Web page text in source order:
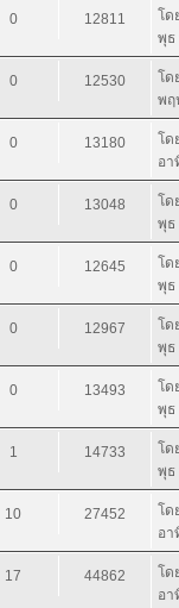
0 12811 โด
พุธ
0 12530 โด
พฤ
0 13180 โด
อา
0 13048 โด
พุธ
0 12645 โด
พุธ
0 12967 โด
พุธ
0 13493 โด
พุธ
1 14733 โด
พุธ
10 27452 โด
อา
17 44862 โด
อา